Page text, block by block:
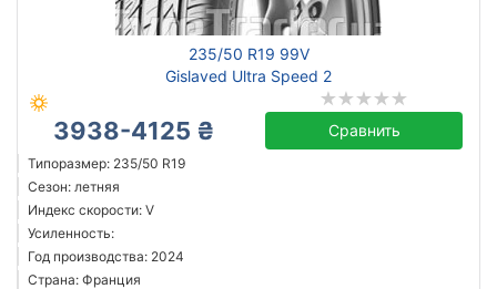
235/50 R19 99V
Gislaved Ultra Speed 2
3938-4125 ₴ Сравнить
Типоразмер: 235/50 R19
Сезон: летняя
Индекс скорости: V
Усиленность:
Год производства: 2024
Страна: Франция